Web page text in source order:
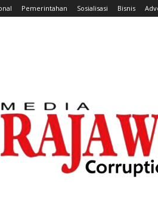
Pemerintahan Sosialisasi Bisnis